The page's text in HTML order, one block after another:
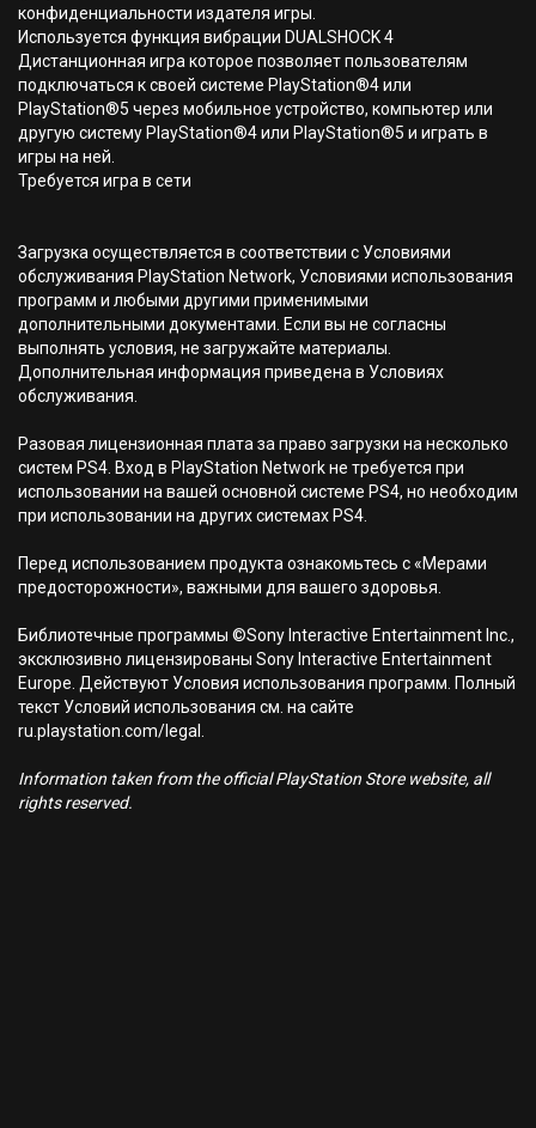
конфиденциальности издателя игры.
Используется функция вибрации DUALSHOCK 4
Дистанционная игра которое позволяет пользователям
подключаться к своей системе PlayStation®4 или
PlayStation®5 через мобильное устройство, компьютер или
другую систему PlayStation®4 или PlayStation®5 и играть в
игры на ней.
Требуется игра в сети
Загрузка осуществляется в соответствии с Условиями
обслуживания PlayStation Network, Условиями использования
программ и любыми другими применимыми
дополнительными документами. Если вы не согласны
выполнять условия, не загружайте материалы.
Дополнительная информация приведена в Условиях
обслуживания.
Разовая лицензионная плата за право загрузки на несколько
систем PS4. Вход в PlayStation Network не требуется при
использовании на вашей основной системе PS4, но необходим
при использовании на других системах PS4.
Перед использованием продукта ознакомьтесь с «Мерами
предосторожности», важными для вашего здоровья.
Библиотечные программы ©Sony Interactive Entertainment Inc.,
эксклюзивно лицензированы Sony Interactive Entertainment
Europe. Действуют Условия использования программ. Полный
текст Условий использования см. на сайте
ru.playstation.com/legal.
Information taken from the official PlayStation Store website, all
rights reserved.